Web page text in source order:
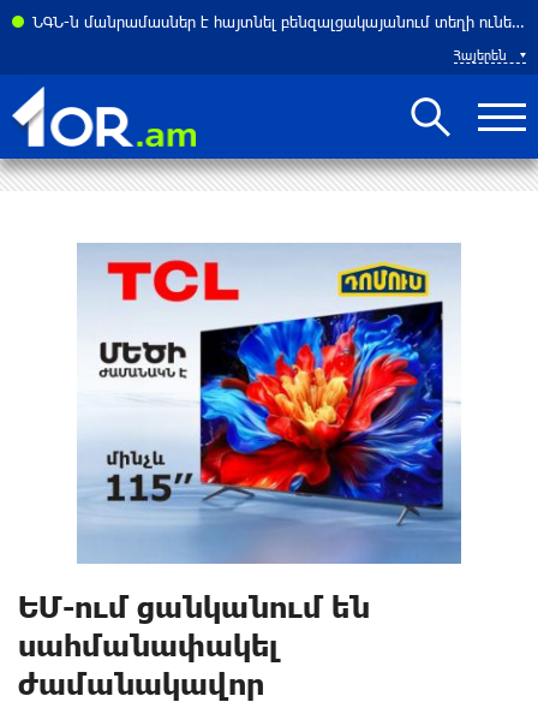
ՆԳՆ-ն մանրամասներ է հայտնել բենզալցակայանում տեղի ունեցած պայթյունից
Հայերեն
ԵՄ-ում ցանկանում են
սահմանափակել
ժամանակավոր